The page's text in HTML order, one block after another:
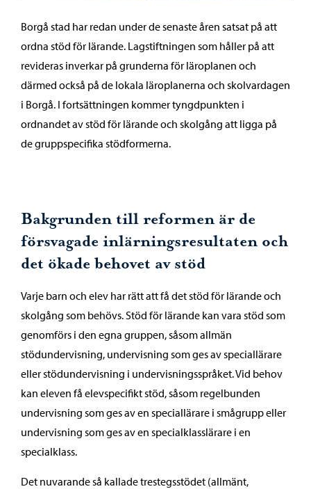
Borgå stad har redan under de senaste åren satsat på att
ordna stöd för lärande. Lagstiftningen som håller på att
revideras inverkar på grunderna för läroplanen och
därmed också på de lokala läroplanerna och skolvardagen
i Borgå. I fortsättningen kommer tyngdpunkten i
ordnandet av stöd för lärande och skolgång att ligga på
de gruppspecifika stödformerna.
Bakgrunden till reformen är de
försvagade inlärningsresultaten och
det ökade behovet av stöd
Varje barn och elev har rätt att få det stöd för lärande och
skolgång som behövs. Stöd för lärande kan vara stöd som
genomförs i den egna gruppen, såsom allmän
stödundervisning, undervisning som ges av speciallärare
eller stödundervisning i undervisningsspråket. Vid behov
kan eleven få elevspecifikt stöd, såsom regelbunden
undervisning som ges av en speciallärare i smågrupp eller
undervisning som ges av en specialklasslärare i en
specialklass.
Det nuvarande så kallade trestegsstödet (allmänt,